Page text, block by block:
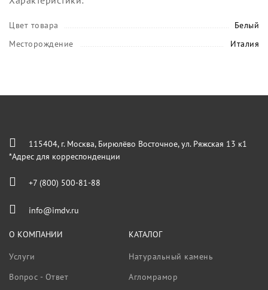
Цвет товара
Белый
Месторождение
Италия
115404, г. Москва, Бирюлёво Восточное, ул. Ряжская 13 к1
*Адрес для корреспонденции
+7 (800) 500-81-88
info@imdv.ru
О КОМПАНИИ
Услуги
Вопрос - Ответ
КАТАЛОГ
Натуральный камень
Агломрамор